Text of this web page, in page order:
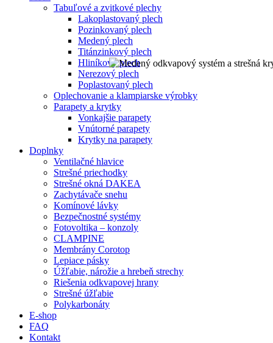
Tabuľové a zvitkové plechy
Lakoplastovaný plech
Pozinkovaný plech
Medený plech
Titánzinkový plech
Hliníkový plech
Nerezový plech
Poplastovaný plech
Oplechovanie a klampiarske výrobky
Parapety a krytky
Vonkajšie parapety
Vnútorné parapety
Krytky na parapety
Doplnky
Ventilačné hlavice
Strešné priechodky
Strešné okná DAKEA
Zachytávače snehu
Komínové lávky
Bezpečnostné systémy
Fotovoltika – konzoly
CLAMPINE
Membrány Corotop
Lepiace pásky
Úžľabie, nárožie a hrebeň strechy
Riešenia odkvapovej hrany
Strešné úžľabie
Polykarbonáty
E-shop
FAQ
Kontakt